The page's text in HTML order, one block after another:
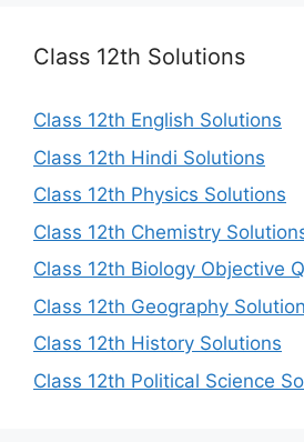
Class 12th Solutions
Class 12th English Solutions
Class 12th Hindi Solutions
Class 12th Physics Solutions
Class 12th Chemistry
Class 12th Biology Objective
Class 12th Geography
Class 12th History Solutions
Class 12th Political Science